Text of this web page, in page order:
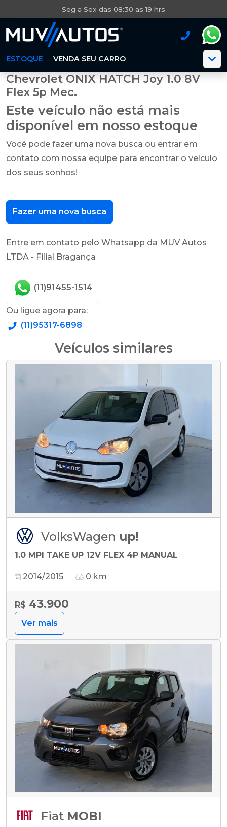
Seg a Sex das 08:30 as 19 hrs
ESTOQUE VENDA SEU CARRO
Chevrolet ONIX HATCH Joy 1.0 8V
Flex 5p Mec.
Este veículo não está mais
disponível em nosso estoque
Você pode fazer uma nova busca ou entrar em
contato com nossa equipe para encontrar o veículo
dos seus sonhos!
Fazer uma nova busca
Entre em contato pelo Whatsapp da MUV Autos
LTDA - Filial Bragança
(11)91455-1514
Ou ligue agora para:
(11)95317-6898
Veículos similares
VolksWagen up!
1.0 MPI TAKE UP 12V FLEX 4P MANUAL
2014/2015 0 km
R$ 43.900
Ver mais
Fiat MOBI